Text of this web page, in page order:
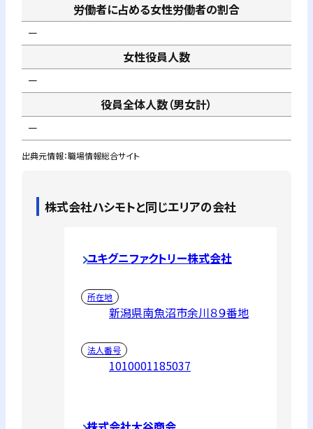
労働者に占める女性労働者の割合
－
女性役員人数
－
役員全体人数（男女計）
－
出典元情報：職場情報総合サイト
株式会社ハシモトと同じエリアの会社
ユキグニファクトリー株式会社
所在地
新潟県南魚沼市余川８９番地
法人番号
1010001185037